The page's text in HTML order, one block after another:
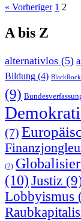
der
Beiträge
« Vorheriger 1 2
A bis Z
alternativlos (5)
Bildung (4) BlackRock
(9)
(7)
(2)
(10) Justiz
Lobbyismus